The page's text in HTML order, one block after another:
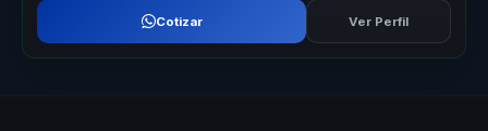
Cotizar Ver Perfil